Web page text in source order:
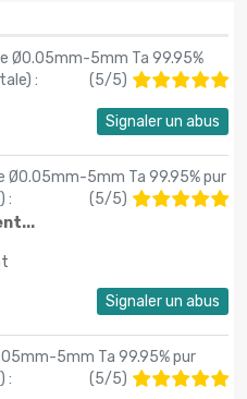
Ø0.05mm-5mm Ta 99.95%
) : (5/5)
Signaler un abus
Ø0.05mm-5mm Ta 99.95% pur
) : (5/5)
Signaler un abus
5mm Ta 99.95% pur
) : (5/5)